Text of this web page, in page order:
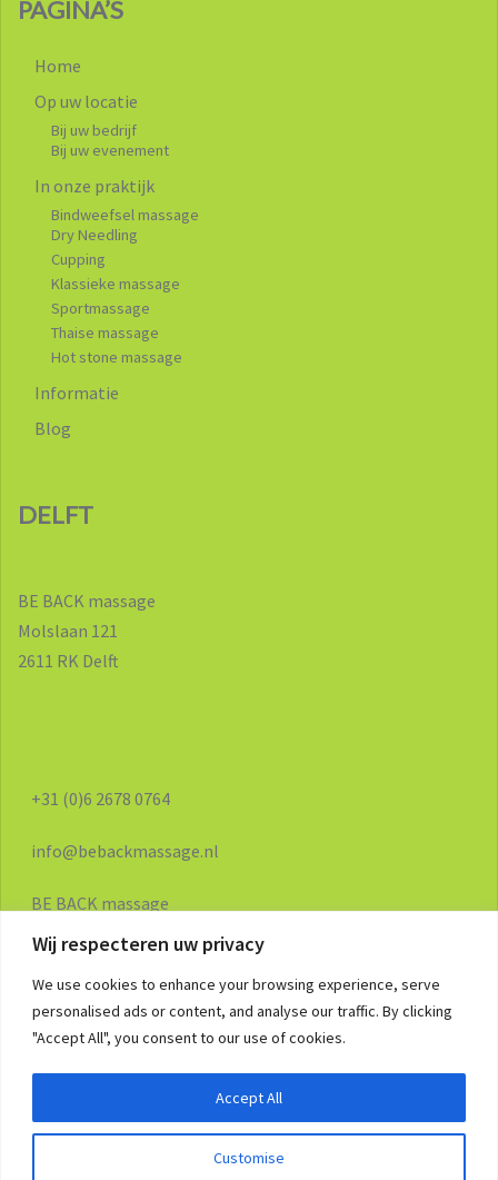
Wij respecteren uw privacy
We use cookies to enhance your browsing experience, serve
personalised ads or content, and analyse our traffic. By clicking
"Accept All", you consent to our use of cookies.
Customise
Accept All
PAGINA’S
Home
Op uw locatie
Bij uw bedrijf
Bij uw evenement
In onze praktijk
Bindweefsel massage
Dry Needling
Cupping
Klassieke massage
Sportmassage
Thaise massage
Hot stone massage
Informatie
Blog
DELFT
BE BACK massage
Molslaan 121
2611 RK Delft
+31 (0)6 2678 0764
info@bebackmassage.nl
BE BACK massage
BE BACK massage